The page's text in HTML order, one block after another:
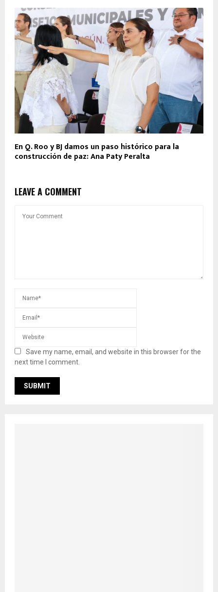
En Q. Roo y BJ damos un paso histórico para la
construcción de paz: Ana Paty Peralta
LEAVE A COMMENT
Save my name, email, and website in this browser for the
next time I comment.